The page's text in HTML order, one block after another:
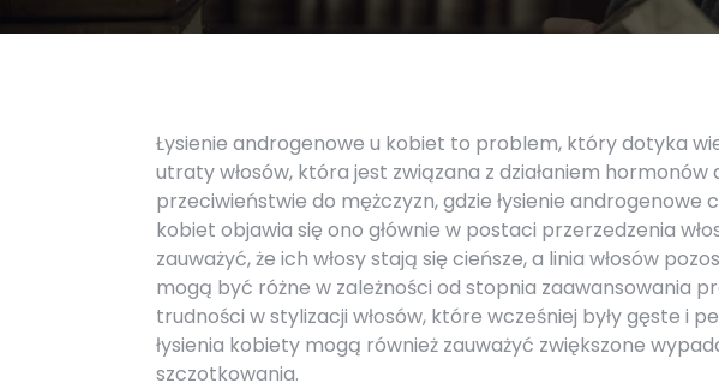
Łysienie androgenowe u kobiet to problem, który dotyka
utraty włosów, która jest związana z działaniem
przeciwieństwie do mężczyzn, gdzie łysienie androgenowe
kobiet objawia się ono głównie w postaci przerzedzenia
zauważyć, że ich włosy stają się cieńsze, a linia włosów
mogą być różne w zależności od stopnia zaawansowania
trudności w stylizacji włosów, które wcześniej były gęste i
łysienia kobiety mogą również zauważyć zwiększone
szczotkowania.